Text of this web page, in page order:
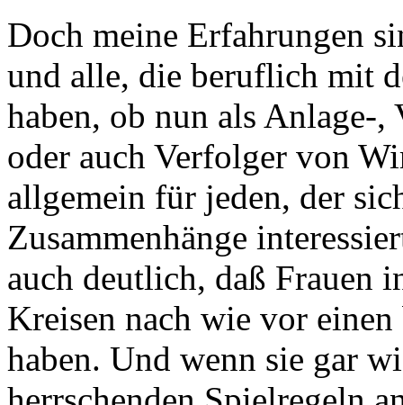
Doch meine Erfahrungen
und alle, die beruflich mit
haben, ob nun als Anlage-,
oder auch Verfolger von
allgemein für jeden, der
Zusammenhänge
auch deutlich, daß Frauen
Kreisen nach wie vor einen
haben. Und wenn sie gar